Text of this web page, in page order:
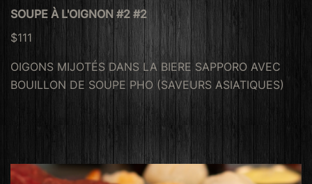
SOUPE À L'OIGNON #2 #2
$111
OIGONS MIJOTÉS DANS LA BIERE SAPPORO AVEC
BOUILLON DE SOUPE PHO (SAVEURS ASIATIQUES)